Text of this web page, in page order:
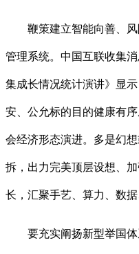
鞭策建立智能向善、风
管理系统。中国互联收集
集成长情况统计演讲》显
安、公允标的目的健康有
会经济形态演进。多是幻
拆，出力完美顶层设想、
长，汇聚手艺、算力、数
要充实阐扬新型举国体